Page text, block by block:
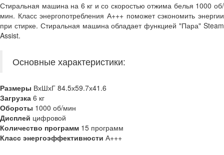
Стиральная машина на 6 кг и со скоростью отжима белья 1000 об/
мин. Класс энергопотребления А+++ поможет сэкономить энергии
при стирке. Стиральная машина обладает функцией "Пара" Steam
Assist.
Основные характеристики:
Размеры ВхШхГ 84.5х59.7х41.6
Загрузка 6 кг
Обороты 1000 об/мин
Дисплей цифровой
Количество программ 15 программ
Класс энергоэффективности А+++